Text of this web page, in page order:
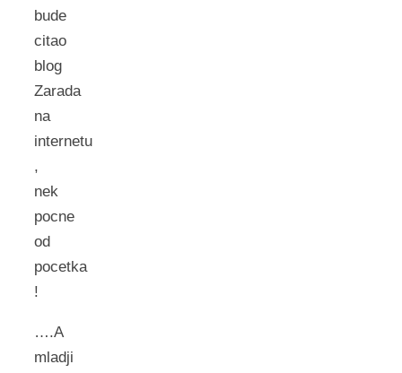
bude
citao
blog
Zarada
na
internetu
,
nek
pocne
od
pocetka
!
….A
mladji